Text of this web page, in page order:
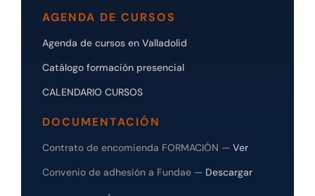
AGENDA DE CURSOS
Agenda de cursos en Valladolid
Catálogo formación presencial
CALENDARIO CURSOS
DOCUMENTACIÓN
Contrato de encomienda FORMACIÓN — Ver
Convenio de adhesión a Fundae — Descargar